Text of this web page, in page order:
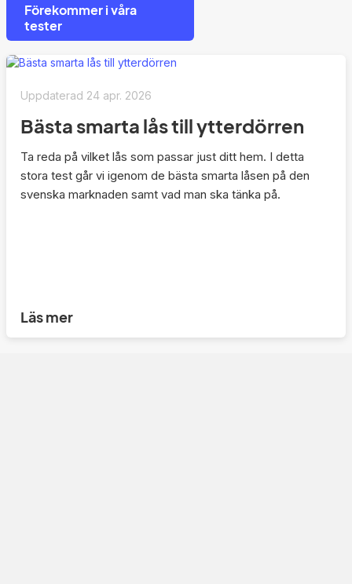
Förekommer i våra
tester
Uppdaterad 24 apr. 2026
Bästa smarta lås till ytterdörren
Ta reda på vilket lås som passar just ditt hem. I detta
stora test går vi igenom de bästa smarta låsen på den
svenska marknaden samt vad man ska tänka på.
Läs mer